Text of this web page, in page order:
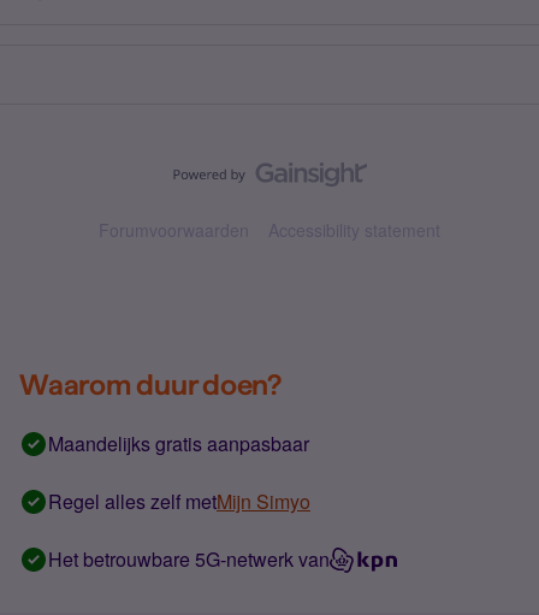
Forumvoorwaarden Accessibility statement
Waarom duur doen?
Maandelijks gratis aanpasbaar
Regel alles zelf metMijn Simyo
Het betrouwbare 5G-netwerk van